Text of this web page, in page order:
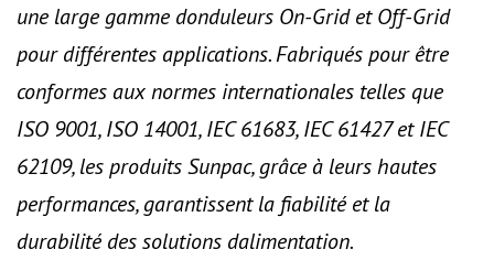
une large gamme donduleurs On-Grid et Off-Grid
pour différentes applications. Fabriqués pour être
conformes aux normes internationales telles que
ISO 9001, ISO 14001, IEC 61683, IEC 61427 et IEC
62109, les produits Sunpac, grâce à leurs hautes
performances, garantissent la fiabilité et la
durabilité des solutions dalimentation.